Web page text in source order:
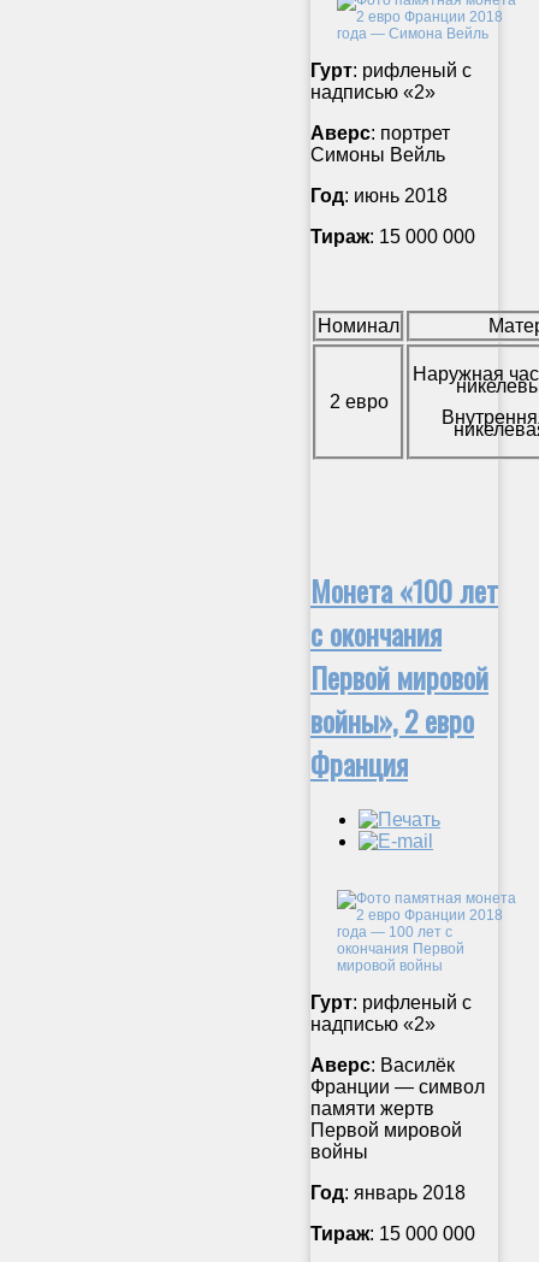
Гурт: рифленый с
надписью «2»
Аверс: портрет
Симоны Вейль
Год: июнь 2018
Тираж: 15 000 000
Номинал
2 евро
Наружная
Монета «100 лет
с окончания
Первой мировой
войны», 2 евро
Франция
Гурт: рифленый с
надписью «2»
Аверс: Василёк
Франции — символ
памяти жертв
Первой мировой
войны
Год: январь 2018
Тираж: 15 000 000